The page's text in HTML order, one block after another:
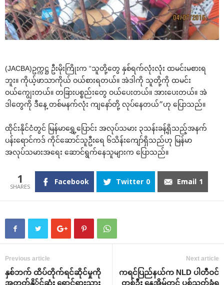
(JACBA)ဥက္ကဋ္ဌ ဦးမိုးကြိုးက “သူတို့‌တွေ နှစ်ရက်လုံးလုံး ထမင်းမစားရ
ဘူး။ ကိုယ့်ဖာသာကိုယ် ဝယ်စားရတယ်။ အဲဒါကို သူတို့ကို ထမင်း
ဝယ်‌ကျွေးတယ်။ တခြားပစ္စည်း‌တွေ ဝယ်‌ပေးတယ်။ အား‌ပေးတယ်။ အဲ
ဒါ‌တွေကို ဒီ‌နေ့ တစ်မနက်လုံး ကျ‌နော်တို့ လုပ်‌နေတယ်״ဟု ‌ပြောသည်။
ထိုင်းနိုင်ငံတွင် မြန်မာ‌ရွှေ့‌ပြောင်း အလုပ်သမား ၃သန်းခန့်ရှိသည့်အနက်
ပန်း‌ရောင်ကဒ် ကိုင်‌ဆောင်သူဦး‌ရေ ၆သိန်း‌ကျော်ရှိသည်ဟု မြန်မာ
အလုပ်သမားအ‌ရေး ‌ဆောင်ရွက်‌နေသူများက ‌ပြောသည်။
1 Facebook Twitter 0 Email 1
Previous article
နှစ်ဘက် ထိပ်တိုက်ရင်ဆိုင်မှုကို
အတတ်နို်င်ဆုံး ‌ရှောင်ရှားသွား
Next article
ကရင်ပြည်နယ်က NLD ပါတီဝင်
တစ်ဦး ‌နေအိမ်တွင် ပစ်သတ်ခံရ